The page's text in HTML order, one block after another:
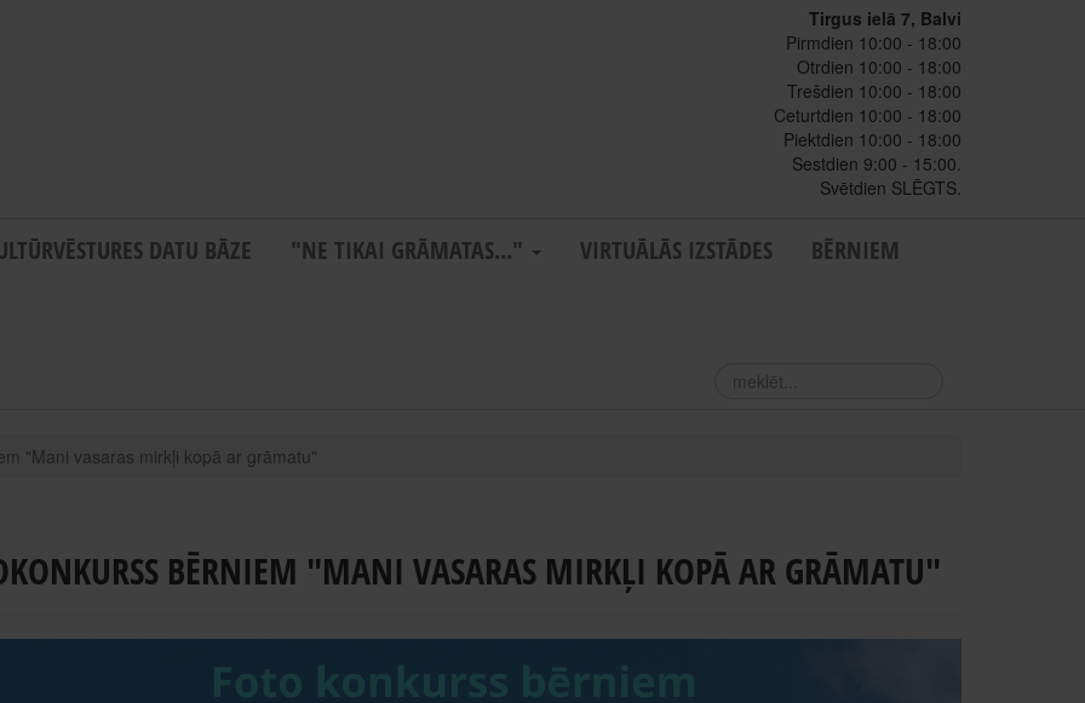
Tirgus ielā 7, Balvi
Pirmdien 10:00 - 18:00
Otrdien 10:00 - 18:00
Trešdien 10:00 - 18:00
Ceturtdien 10:00 - 18:00
Piektdien 10:00 - 18:00
Sestdien 9:00 - 15:00.
Svētdien SLĒGTS.
DATU BĀZE "NE TIKAI GRĀMATAS..." VIRTUĀLĀS IZSTĀDES BĒRNIEM
meklēt...
"Mani vasaras mirkļi kopā ar grāmatu"
BĒRNIEM "MANI VASARAS MIRKĻI KOPĀ AR GRĀMATU"